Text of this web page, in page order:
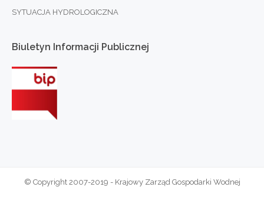
SYTUACJA HYDROLOGICZNA
Biuletyn Informacji Publicznej
© Copyright 2007-2019 - Krajowy Zarząd Gospodarki Wodnej